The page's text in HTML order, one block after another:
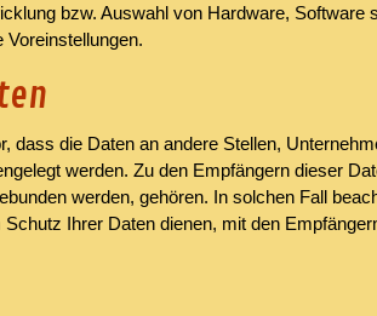
bzw. Auswahl von Hardware, Software
die Daten an andere Stellen,
werden. Zu den Empfängern dieser
werden, gehören. In solchen Fall
Ihrer Daten dienen, mit den